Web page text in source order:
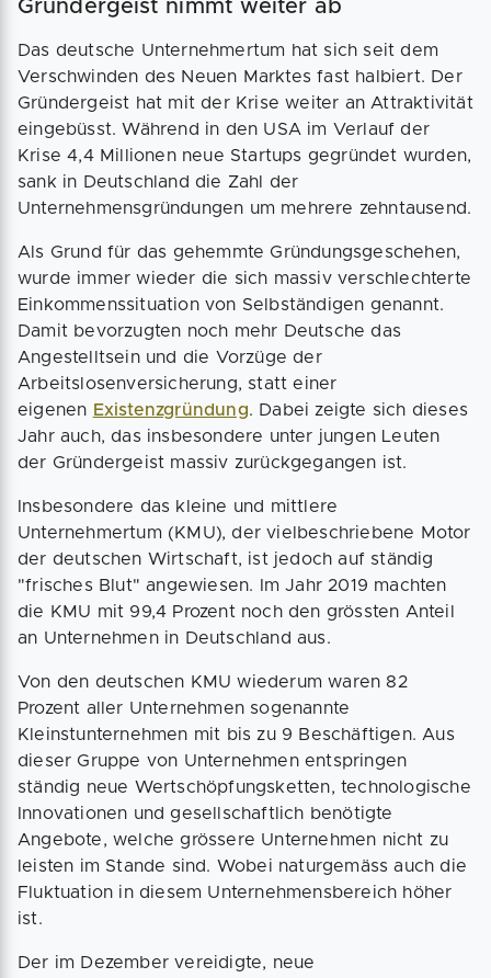
Gründergeist nimmt weiter ab
Das deutsche Unternehmertum hat sich seit dem
Verschwinden des Neuen Marktes fast halbiert. Der
Gründergeist hat mit der Krise weiter an Attraktivität
eingebüsst. Während in den USA im Verlauf der
Krise 4,4 Millionen neue Startups gegründet wurden,
sank in Deutschland die Zahl der
Unternehmensgründungen um mehrere zehntausend.
Als Grund für das gehemmte Gründungsgeschehen,
wurde immer wieder die sich massiv verschlechterte
Einkommenssituation von Selbständigen genannt.
Damit bevorzugten noch mehr Deutsche das
Angestelltsein und die Vorzüge der
Arbeitslosenversicherung, statt einer
eigenen Existenzgründung. Dabei zeigte sich dieses
Jahr auch, das insbesondere unter jungen Leuten
der Gründergeist massiv zurückgegangen ist.
Insbesondere das kleine und mittlere
Unternehmertum (KMU), der vielbeschriebene Motor
der deutschen Wirtschaft, ist jedoch auf ständig
"frisches Blut" angewiesen. Im Jahr 2019 machten
die KMU mit 99,4 Prozent noch den grössten Anteil
an Unternehmen in Deutschland aus.
Von den deutschen KMU wiederum waren 82
Prozent aller Unternehmen sogenannte
Kleinstunternehmen mit bis zu 9 Beschäftigen. Aus
dieser Gruppe von Unternehmen entspringen
ständig neue Wertschöpfungsketten, technologische
Innovationen und gesellschaftlich benötigte
Angebote, welche grössere Unternehmen nicht zu
leisten im Stande sind. Wobei naturgemäss auch die
Fluktuation in diesem Unternehmensbereich höher
ist.
Der im Dezember vereidigte, neue